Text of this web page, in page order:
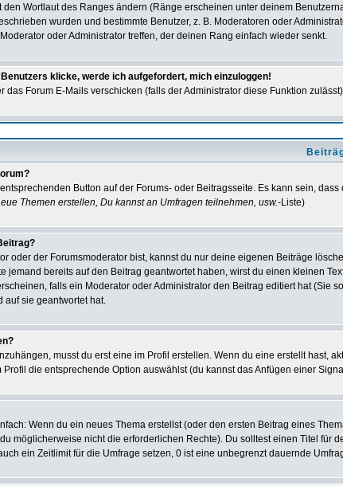
den Wortlaut des Ranges ändern (Ränge erscheinen unter deinem
wurden und bestimmte Benutzer, z. B. Moderatoren oder
oder Administrator treffen, der deinen Rang einfach wieder senkt.
klicke, werde ich aufgefordert, mich einzuloggen!
das Forum E-Mails verschicken (falls der Administrator diese Funktion
Button auf der Forums- oder Beitragsseite. Es kann sein,
Themen erstellen, Du kannst an Umfragen teilnehmen, usw.-Liste)
oder der Forumsmoderator bist, kannst du nur deine eigenen Beiträge
jemand bereits auf den Beitrag geantwortet haben, wirst du einen kleinen
falls ein Moderator oder Administrator den Beitrag editiert hat
auf sie geantwortet hat.
musst du erst eine im Profil erstellen. Wenn du eine erstellt hast,
die entsprechende Option auswählst (du kannst das Anfügen einer
Wenn du ein neues Thema erstellst (oder den ersten Beitrag eines
möglicherweise nicht die erforderlichen Rechte). Du solltest einen Titel
ein Zeitlimit für die Umfrage setzen, 0 ist eine unbegrenzt dauernde